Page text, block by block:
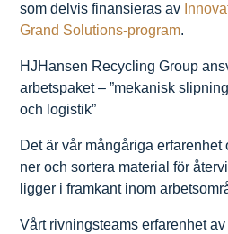
som delvis finansieras av
Grand Solutions-program.
HJHansen Recycling Group
arbetspaket – ”mekanisk
och logistik”
Det är vår mångåriga erfarenhet
ner och sortera material för
ligger i framkant inom
Vårt rivningsteams erfarenhet